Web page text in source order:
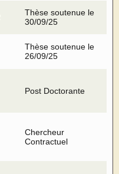
Thèse soutenue le
30/09/25
Thèse soutenue le
26/09/25
Post Doctorante
Chercheur
Contractuel